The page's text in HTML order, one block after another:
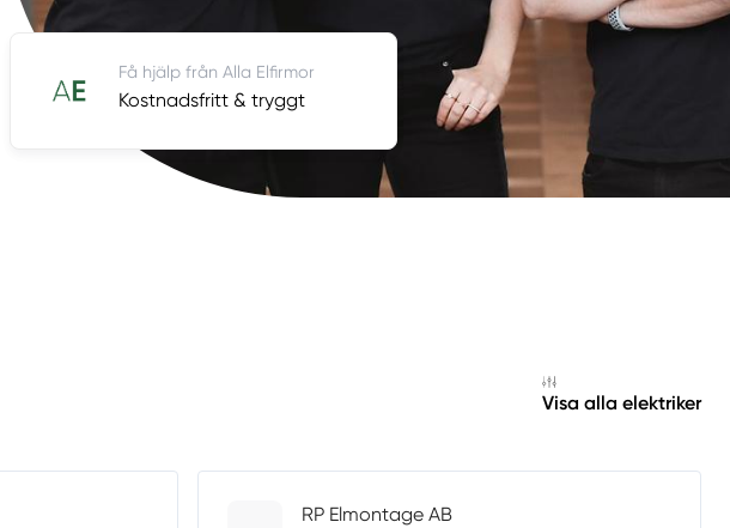
Få hjälp från Alla Elfirmor
Kostnadsfritt & tryggt
Visa alla elektriker
RP Elmontage AB